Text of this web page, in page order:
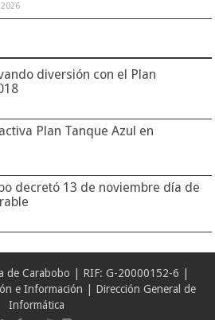
diversión con el Plan
Plan Tanque Azul en
decretó 13 de noviembre día de
de Carabobo | RIF: G-20000152-6 |
e Información | Dirección General de
Informática